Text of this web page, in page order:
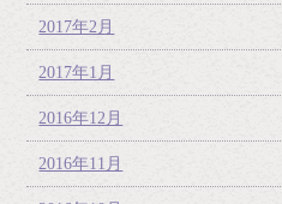
2017年2月
2017年1月
2016年12月
2016年11月